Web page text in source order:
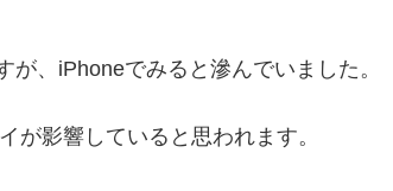
、iPhoneでみると滲んでいました。
が影響していると思われます。